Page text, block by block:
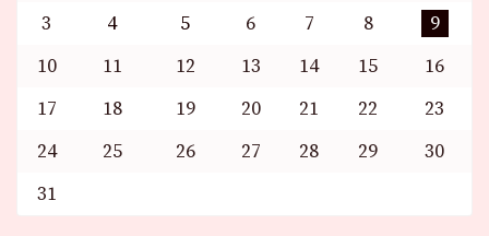
3
4 5 6 7 8
9
10
11 12 13 14 15
16
17
18 19 20 21 22
23
24
25 26 27 28 29
30
31